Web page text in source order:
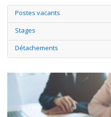
Postes vacants
Stages
Détachements